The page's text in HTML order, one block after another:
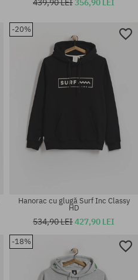
Mărimi existente:
Mărimi existente:
-20%
Hanorac cu glugă Surf Inc Classy
HD
534,90 LEI427,90 LEI
-18%